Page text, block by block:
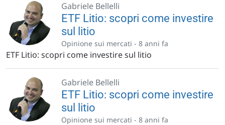
Gabriele Bellelli
ETF Litio: scopri come investire
sul litio
Opinione sui mercati - 8 anni fa
ETF Litio: scopri come investire sul litio
Gabriele Bellelli
ETF Litio: scopri come investire
sul litio
Opinione sui mercati - 8 anni fa